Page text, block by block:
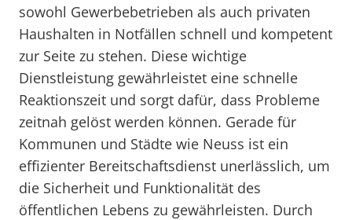
sowohl Gewerbebetrieben als auch privaten
Haushalten in Notfällen schnell und kompetent
zur Seite zu stehen. Diese wichtige
Dienstleistung gewährleistet eine schnelle
Reaktionszeit und sorgt dafür, dass Probleme
zeitnah gelöst werden können. Gerade für
Kommunen und Städte wie Neuss ist ein
effizienter Bereitschaftsdienst unerlässlich, um
die Sicherheit und Funktionalität des
öffentlichen Lebens zu gewährleisten. Durch